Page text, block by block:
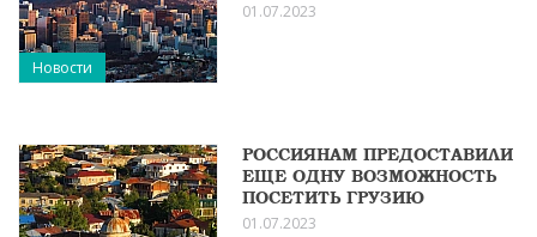
Новости
01.07.2023
РОССИЯНАМ ПРЕДОСТАВИЛИ
ЕЩЕ ОДНУ ВОЗМОЖНОСТЬ
ПОСЕТИТЬ ГРУЗИЮ
01.07.2023